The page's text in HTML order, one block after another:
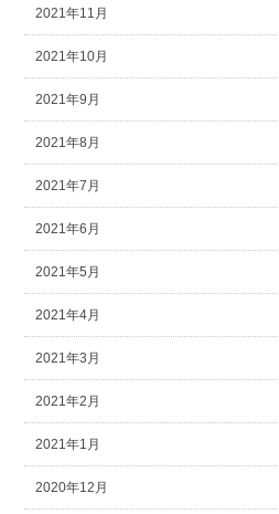
2021年11月
2021年10月
2021年9月
2021年8月
2021年7月
2021年6月
2021年5月
2021年4月
2021年3月
2021年2月
2021年1月
2020年12月